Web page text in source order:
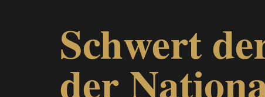
Schwert
der